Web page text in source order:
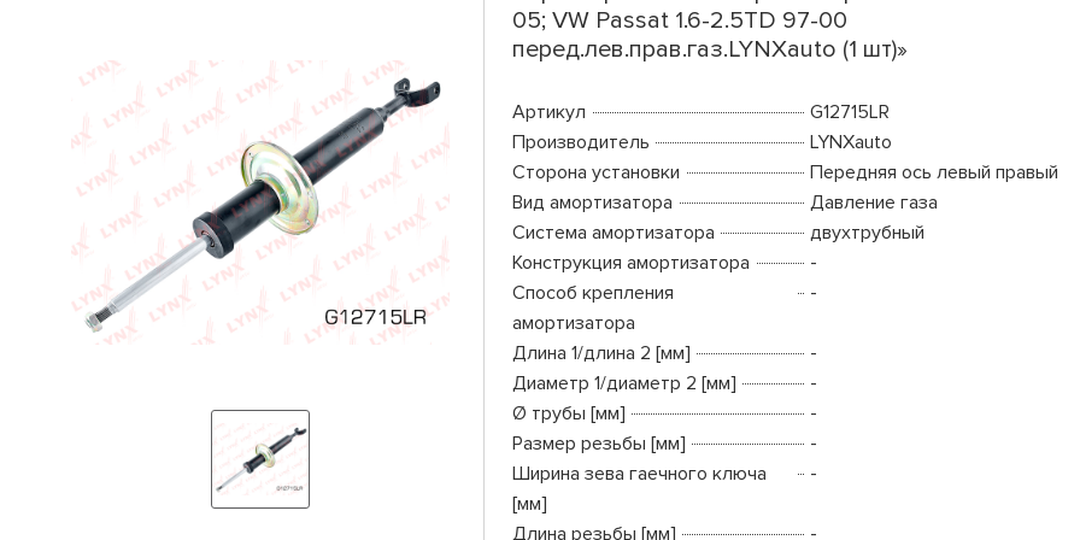
05; VW Passat 1.6-2.5TD 97-00
перед.лев.прав.газ.LYNXauto (1 шт)»
Артикул
G12715LR
Производитель
LYNXauto
Сторона установки
Передняя ось левый правый
Вид амортизатора
Давление газа
Система амортизатора
двухтрубный
Конструкция амортизатора
-
Способ крепления
амортизатора
-
Длина 1/длина 2 [мм]
-
Диаметр 1/диаметр 2 [мм]
-
Ø трубы [мм]
-
Размер резьбы [мм]
-
Ширина зева гаечного ключа
[мм]
-
Длина резьбы [мм] -